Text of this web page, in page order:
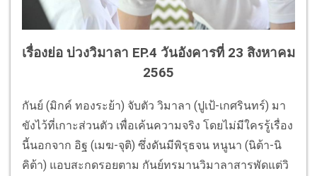
เรื่องย่อ บ่วงวิมาลา EP.4 วันอังคารที่ 23 สิงหาคม
2565
กันย์ (มิกค์ ทองระย้า) จับตัว วิมาลา (ปูเป้-เกศรินทร์) มา
ขังไว้ที่เกาะส่วนตัว เพื่อเค้นความจริง โดยไม่มีใครรู้เรื่อง
นี้นอกจาก อิฐ (เมฆ-จุติ) ซึ่งดันมีพิรุธจน หนูนา (นิต้า-นิ
คิต้า) แอบสะกดรอยตาม กันย์ทรมานวิมาลาสารพัดแต่วิ